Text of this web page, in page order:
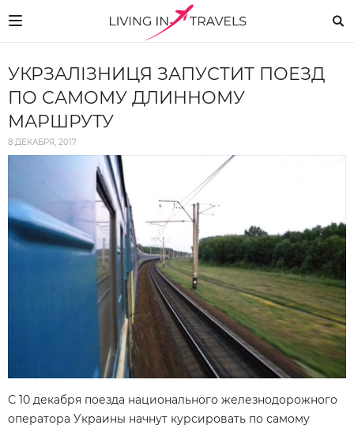
УКРЗАЛІЗНИЦЯ ЗАПУСТИТ ПОЕЗД
ПО САМОМУ ДЛИННОМУ
МАРШРУТУ
8 ДЕКАБРЯ, 2017
С 10 декабря поезда национального железнодорожного
оператора Украины начнут курсировать по самому